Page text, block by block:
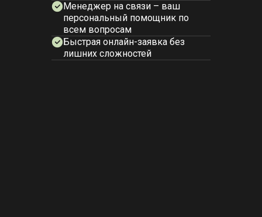
Менеджер на связи – ваш
персональный помощник по
всем вопросам
Быстрая онлайн-заявка без
лишних сложностей